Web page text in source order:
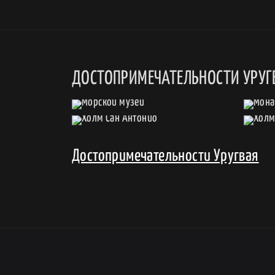
ДОСТОПРИМЕЧАТЕЛЬНОСТИ
Достопримечательности Уругвая